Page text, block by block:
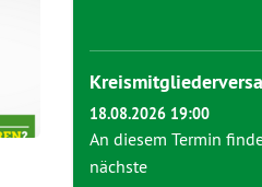
18.08.2026 19:00
An diesem Termin
nächste